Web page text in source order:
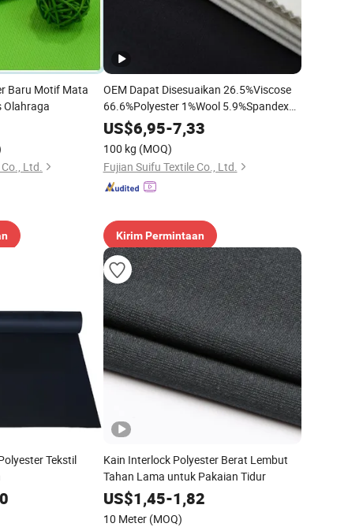
Baru Motif Mata
Olahraga
Ltd.
OEM Dapat Disesuaikan 26.5%Viscose
66.6%Polyester 1%Wool 5.9%Spandex
Kain Rajut Scuba Wol yang Sangat Baik
US$6,95-7,33
100 kg (MOQ)
Fujian Suifu Textile Co., Ltd.
Kirim Permintaan
Tekstil
Kain Interlock Polyester Berat Lembut
Tahan Lama untuk Pakaian Tidur
US$1,45-1,82
10 Meter (MOQ)